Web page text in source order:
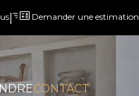
Demander une estimation
CONTACT